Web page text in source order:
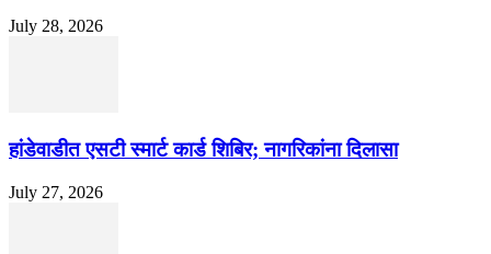
July 28, 2026
हांडेवाडीत एसटी स्मार्ट कार्ड शिबिर; नागरिकांना दिलासा
July 27, 2026